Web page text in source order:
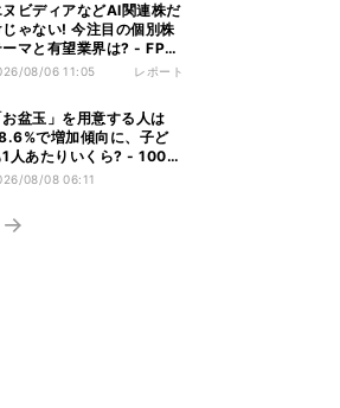
ヌビディアなどAI関連株だ
じゃない! 今注目の個別株
ーマと有望業界は? - FP解
08/06 11:05 レポート
お盆玉」を用意する人は
で増加傾向に、子ど
1人あたりいくら? - 1000
調査08/08 06:11